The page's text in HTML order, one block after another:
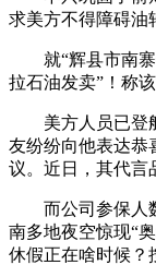
求美方不得障碍油
就“辉县市南寨
拉石油发卖”！称
美方人员已登船
友纷纷向他表达恭
议。近日，其代言
而公司参保人数
南多地夜空惊现“
休假正在啥时候？